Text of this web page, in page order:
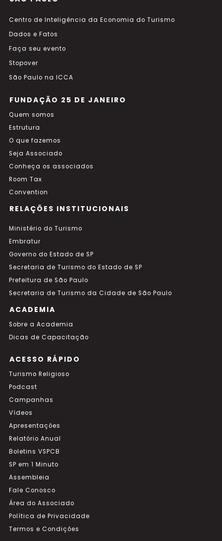
Centro de Inteligência da Economia do Turismo
Dados e Fatos
Faça seu evento
Stopover
São Paulo na ICCA
FUNDAÇÃO 25 DE JANEIRO
Quem somos
Estrutura
O que fazemos
Seja Associado
Conheça os associados
Room Tax
Convention
RELAÇÕES INSTITUCIONAIS
Ministério do Turismo
Embratur
Governo do Estado de SP
Secretaria de Turismo do Estado de SP
Prefeitura de São Paulo
Secretaria de Turismo da Cidade de São Paulo
ACADEMIA
Sobre a Academia
Dicas de Capacitação
ACESSO RÁPIDO
Turismo Religioso
Podcast
Campanhas
Vídeos
Apresentações
Relatório Anual
Boletins VSPCB
SP em 1 Minuto
Assembleia
Fale Conosco
Área do Associado
Política de Privacidade
Termos e Condições